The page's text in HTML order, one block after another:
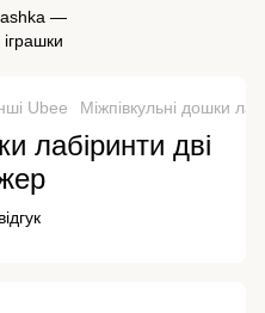
Ubee Міжпівкульні дошки
лабіринти дві